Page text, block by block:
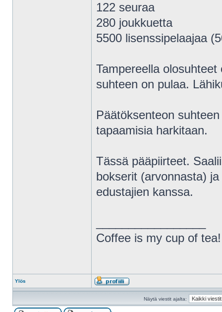
122 seuraa
280 joukkuetta
5500 lisenssipelaajaa
Tampereella
suhteen on pulaa.
Päätöksenteon
tapaamisia harkitaan.
Tässä pääpiirteet.
bokserit (arvonnasta)
edustajien kanssa.
Coffee is my cup of tea!
Ylös
Näytä viestit ajalta: